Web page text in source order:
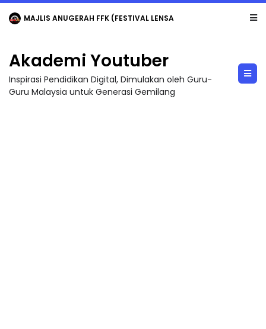
MAJLIS ANUGERAH FFK (FESTIVAL LENSA PENDIDIKAN - FLeP) 2026
Akademi Youtuber
Inspirasi Pendidikan Digital, Dimulakan oleh Guru-
Guru Malaysia untuk Generasi Gemilang